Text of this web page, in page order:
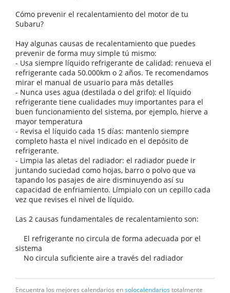
Cómo prevenir el recalentamiento del motor de tu
Subaru?
Hay algunas causas de recalentamiento que puedes
prevenir de forma muy simple tú mismo:
- Usa siempre líquido refrigerante de calidad: renueva el
refrigerante cada 50.000km o 2 años. Te recomendamos
mirar el manual de usuario para más detalles
- Nunca uses agua (destilada o del grifo): el líquido
refrigerante tiene cualidades muy importantes para el
buen funcionamiento del sistema, por ejemplo, hierve a
mayor temperatura
- Revisa el líquido cada 15 días: mantenlo siempre
completo hasta el nivel indicado en el depósito de
refrigerante.
- Limpia las aletas del radiador: el radiador puede ir
juntando suciedad como hojas, barro o polvo que va
tapando los pasajes de aire disminuyendo así su
capacidad de enfriamiento. Límpialo con un cepillo cada
vez que revises el nivel de líquido.
Las 2 causas fundamentales de recalentamiento son:
El refrigerante no circula de forma adecuada por el
sistema
No circula suficiente aire a través del radiador
Encuentra los mejores calendarios ensolocalendarios totalmente